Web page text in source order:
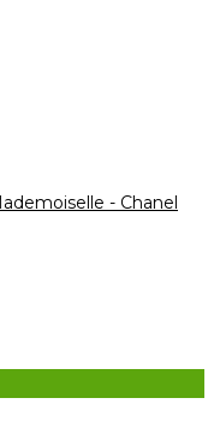
- Chanel